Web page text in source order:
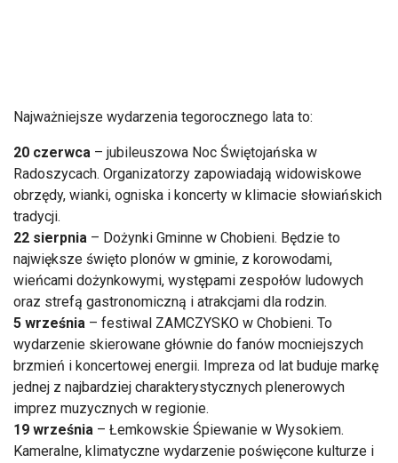
Najważniejsze wydarzenia tegorocznego lata to:
20 czerwca – jubileuszowa Noc Świętojańska w
Radoszycach. Organizatorzy zapowiadają widowiskowe
obrzędy, wianki, ogniska i koncerty w klimacie słowiańskich
tradycji.
22 sierpnia – Dożynki Gminne w Chobieni. Będzie to
największe święto plonów w gminie, z korowodami,
wieńcami dożynkowymi, występami zespołów ludowych
oraz strefą gastronomiczną i atrakcjami dla rodzin.
5 września – festiwal ZAMCZYSKO w Chobieni. To
wydarzenie skierowane głównie do fanów mocniejszych
brzmień i koncertowej energii. Impreza od lat buduje markę
jednej z najbardziej charakterystycznych plenerowych
imprez muzycznych w regionie.
19 września – Łemkowskie Śpiewanie w Wysokiem.
Kameralne, klimatyczne wydarzenie poświęcone kulturze i